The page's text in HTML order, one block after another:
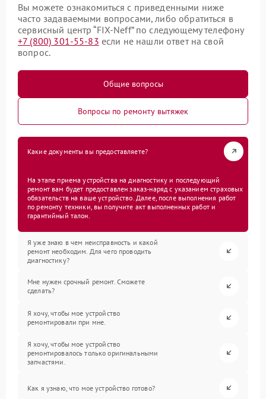
Вы можете ознакомиться с приведенными ниже
часто задаваемыми вопросами, либо обратиться в
сервисный центр “FIX-Neff” по следующему телефону
+7 (800) 301-55-83 если не нашли ответ на свой
вопрос.
Общие вопросы
Вопросы по ремонту вытяжек
Какие документы вы предоставляете?
На этапе приема устройства на диагностику и последующий
ремонт вам будет предоставлен заказ-наряд с указанием страховых
обязательств на ваше устройство. Далее, после выполнения работ
по ремонту техники, вы получите акт выполненных работ и
гарантийный талон.
Я уже знаю в чем неисправность и какой
ремонт необходим. Для чего проводить
диагностику?
Мне нужен срочный ремонт. Сможете
сделать?
Я хочу, чтобы мое устройство
ремонтировали при мне.
Я хочу, чтобы мое устройство
ремонтировалось только оригинальными
запчастями.
Как я узнаю, что мое устройство готово?